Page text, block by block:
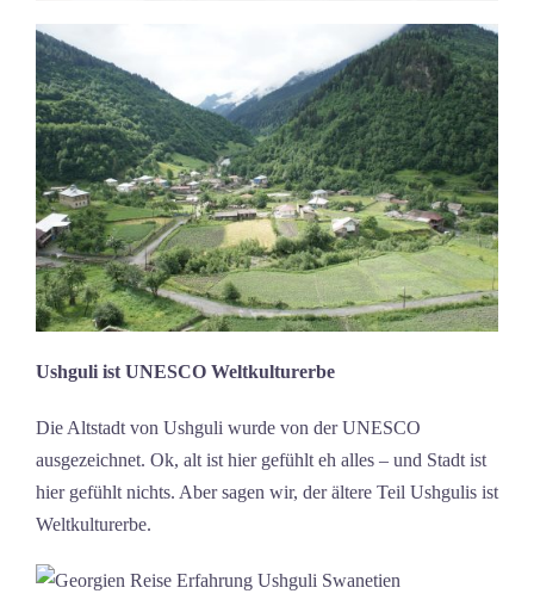
Ushguli ist UNESCO Weltkulturerbe
Die Altstadt von Ushguli wurde von der UNESCO
ausgezeichnet. Ok, alt ist hier gefühlt eh alles – und Stadt ist
hier gefühlt nichts. Aber sagen wir, der ältere Teil Ushgulis ist
Weltkulturerbe.